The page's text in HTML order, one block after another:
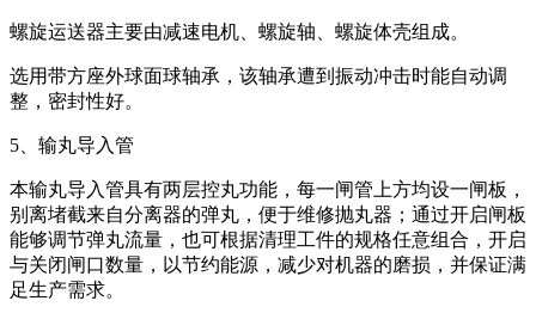
螺旋运送器主要由减速电机、螺旋轴、螺旋体壳组成。
选用带方座外球面球轴承，该轴承遭到振动冲击时能自动调
整，密封性好。
5、输丸导入管
本输丸导入管具有两层控丸功能，每一闸管上方均设一闸板，
别离堵截来自分离器的弹丸，便于维修抛丸器；通过开启闸板
能够调节弹丸流量，也可根据清理工件的规格任意组合，开启
与关闭闸口数量，以节约能源，减少对机器的磨损，并保证满
足生产需求。